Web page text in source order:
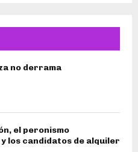
no derrama
el peronismo
los candidatos de alquiler